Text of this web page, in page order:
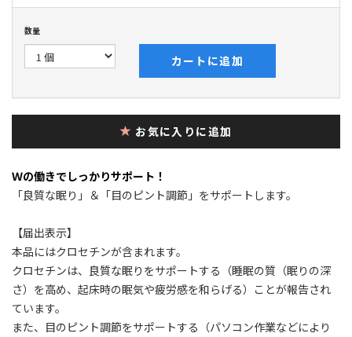
数量
カートに追加
お気に入りに追加
Ｗの働きでしっかりサポート！
「良質な眠り」＆「目のピント調節」をサポートします。
【届出表示】
本品にはクロセチンが含まれます。
クロセチンは、良質な眠りをサポートする（睡眠の質（眠りの深
さ）を高め、起床時の眠気や疲労感を和らげる）ことが報告され
ています。
また、目のピント調節をサポートする（パソコン作業などにより